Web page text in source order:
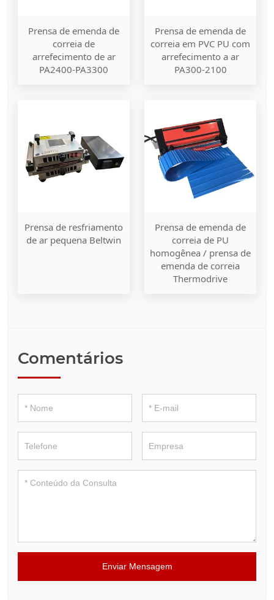
Prensa de emenda de
correia de
arrefecimento de ar
PA2400-PA3300
Prensa de emenda de
correia em PVC PU com
arrefecimento a ar
PA300-2100
Prensa de resfriamento
de ar pequena Beltwin
Prensa de emenda de
correia de PU
homogênea / prensa de
emenda de correia
Thermodrive
Comentários
Enviar Mensagem